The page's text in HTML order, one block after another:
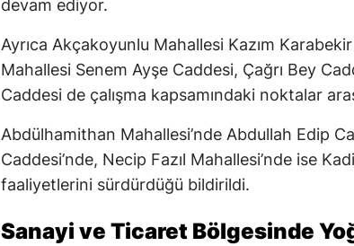
devam ediyor.
Ayrıca Akçakoyunlu Mahallesi Kazım
Mahallesi Senem Ayşe Caddesi, Çağrı Bey
Caddesi de çalışma kapsamındaki noktalar
Abdülhamithan Mahallesi’nde Abdullah Edip
Caddesi’nde, Necip Fazıl Mahallesi’nde ise
faaliyetlerini sürdürdüğü bildirildi.
Sanayi ve Ticaret Bölgesinde